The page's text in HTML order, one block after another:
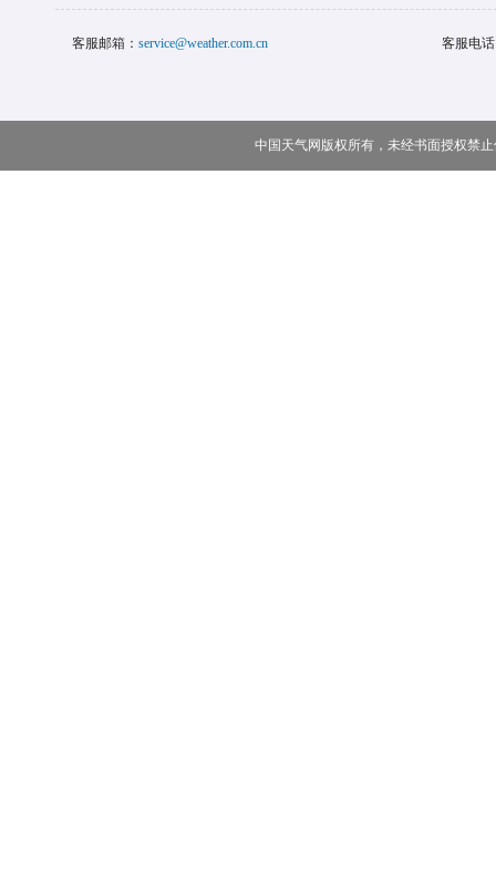
客服邮箱： service@weather.com.cn 客服电
中国天气网版权所有，未经书面授权